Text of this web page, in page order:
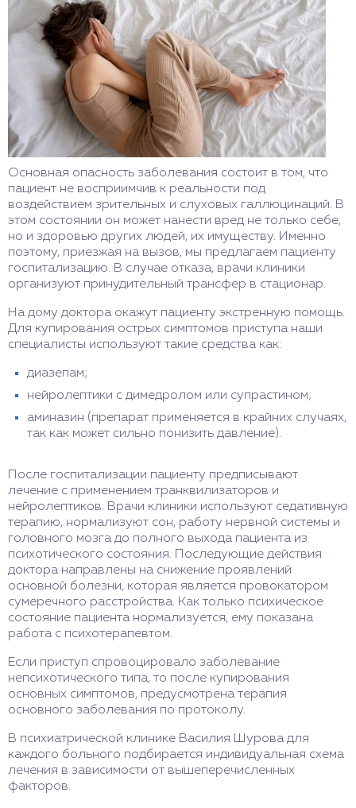
Основная опасность заболевания состоит в том, что
пациент не восприимчив к реальности под
воздействием зрительных и слуховых галлюцинаций. В
этом состоянии он может нанести вред не только себе,
но и здоровью других людей, их имуществу. Именно
поэтому, приезжая на вызов, мы предлагаем пациенту
госпитализацию. В случае отказа, врачи клиники
организуют принудительный трансфер в стационар.
На дому доктора окажут пациенту экстренную помощь.
Для купирования острых симптомов приступа наши
специалисты используют такие средства как:
диазепам;
нейролептики с димедролом или супрастином;
аминазин (препарат применяется в крайних случаях,
так как может сильно понизить давление).
После госпитализации пациенту предписывают
лечение с применением транквилизаторов и
нейролептиков. Врачи клиники используют седативную
терапию, нормализуют сон, работу нервной системы и
головного мозга до полного выхода пациента из
психотического состояния. Последующие действия
доктора направлены на снижение проявлений
основной болезни, которая является провокатором
сумеречного расстройства. Как только психическое
состояние пациента нормализуется, ему показана
работа с психотерапевтом.
Если приступ спровоцировало заболевание
непсихотического типа, то после купирования
основных симптомов, предусмотрена терапия
основного заболевания по протоколу.
В психиатрической клинике Василия Шурова для
каждого больного подбирается индивидуальная схема
лечения в зависимости от вышеперечисленных
факторов.